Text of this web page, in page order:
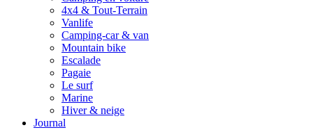
4x4 & Tout-Terrain
Vanlife
Camping-car & van
Mountain bike
Escalade
Pagaie
Le surf
Marine
Hiver & neige
Journal